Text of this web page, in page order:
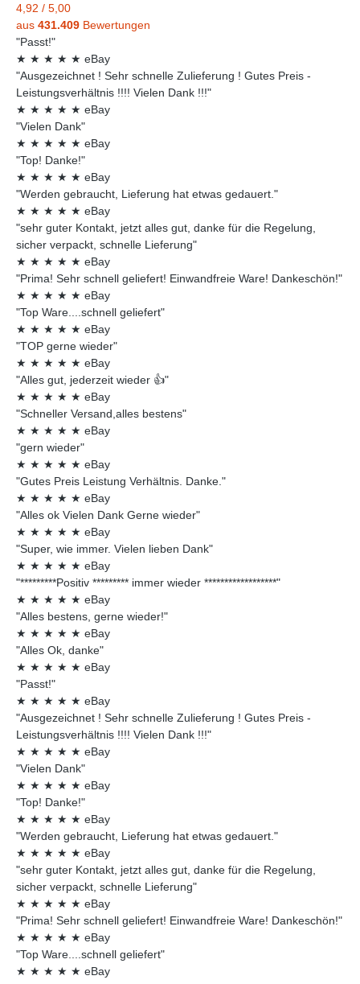
eignen sich ideal für: Elektronische Bücher,
Schlüsselloses Zugangssystem/Funkschlüssel,
Spiele, Terminplaner, Elektronische Spiele und
Spielzeuge, Computer, Körperpflege,
Taschenrechner, Garagenöffner, Digitalthermometer,
Blutdruckmessgeräte.Hersteller-Nr: EAN:
7638900411539Inhalt: 1x Stück Blister
Verpackungsabmessungen: 120 mm x 80 mm x 6
4,92 / 5,00
aus 431.409 Bewertungen
"Passt!"
★ ★ ★ ★ ★ eBay
"Ausgezeichnet ! Sehr schnelle Zulieferung ! Gutes Preis -
Leistungsverhältnis !!!! Vielen Dank !!!"
★ ★ ★ ★ ★ eBay
"Vielen Dank"
★ ★ ★ ★ ★ eBay
"Top! Danke!"
★ ★ ★ ★ ★ eBay
"Werden gebraucht, Lieferung hat etwas gedauert."
★ ★ ★ ★ ★ eBay
"sehr guter Kontakt, jetzt alles gut, danke für die Regelung,
sicher verpackt, schnelle Lieferung"
★ ★ ★ ★ ★ eBay
"Prima! Sehr schnell geliefert! Einwandfreie Ware! Dankeschön!"
★ ★ ★ ★ ★ eBay
"Top Ware....schnell geliefert"
★ ★ ★ ★ ★ eBay
"TOP gerne wieder"
★ ★ ★ ★ ★ eBay
"Alles gut, jederzeit wieder 👍"
★ ★ ★ ★ ★ eBay
"Schneller Versand,alles bestens"
★ ★ ★ ★ ★ eBay
"gern wieder"
★ ★ ★ ★ ★ eBay
"Gutes Preis Leistung Verhältnis. Danke."
★ ★ ★ ★ ★ eBay
"Alles ok Vielen Dank Gerne wieder"
★ ★ ★ ★ ★ eBay
"Super, wie immer. Vielen lieben Dank"
★ ★ ★ ★ ★ eBay
"*********Positiv ********* immer wieder ******************"
★ ★ ★ ★ ★ eBay
"Alles bestens, gerne wieder!"
★ ★ ★ ★ ★ eBay
"Alles Ok, danke"
★ ★ ★ ★ ★ eBay
"Passt!"
★ ★ ★ ★ ★ eBay
"Ausgezeichnet ! Sehr schnelle Zulieferung ! Gutes Preis -
Leistungsverhältnis !!!! Vielen Dank !!!"
★ ★ ★ ★ ★ eBay
"Vielen Dank"
★ ★ ★ ★ ★ eBay
"Top! Danke!"
★ ★ ★ ★ ★ eBay
"Werden gebraucht, Lieferung hat etwas gedauert."
★ ★ ★ ★ ★ eBay
"sehr guter Kontakt, jetzt alles gut, danke für die Regelung,
sicher verpackt, schnelle Lieferung"
★ ★ ★ ★ ★ eBay
"Prima! Sehr schnell geliefert! Einwandfreie Ware! Dankeschön!"
★ ★ ★ ★ ★ eBay
"Top Ware....schnell geliefert"
★ ★ ★ ★ ★ eBay